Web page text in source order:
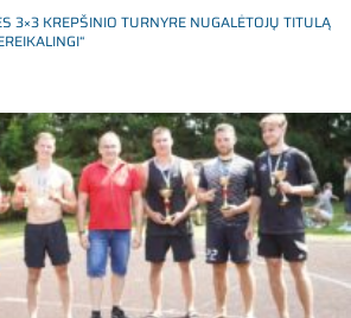
3×3 KREPŠINIO TURNYRE NUGALĖTOJŲ TITULĄ